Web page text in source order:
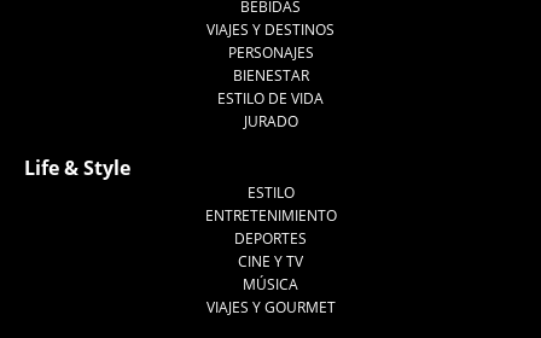
BEBIDAS
VIAJES Y DESTINOS
PERSONAJES
BIENESTAR
ESTILO DE VIDA
JURADO
Life & Style
ESTILO
ENTRETENIMIENTO
DEPORTES
CINE Y TV
MÚSICA
VIAJES Y GOURMET